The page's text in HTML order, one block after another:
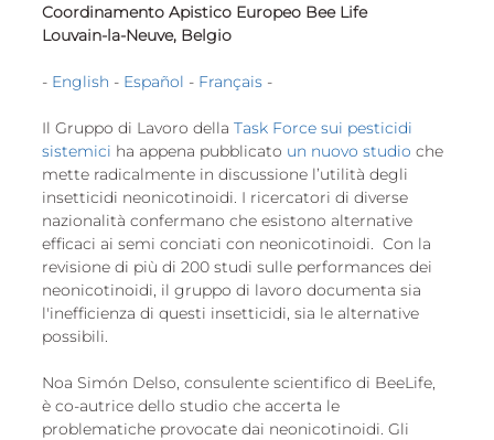
Coordinamento Apistico Europeo Bee Life
Louvain-la-Neuve, Belgio
- English - Español - Français -
Il Gruppo di Lavoro della Task Force sui pesticidi
sistemici ha appena pubblicato un nuovo studio che
mette radicalmente in discussione l’utilità degli
insetticidi neonicotinoidi. I ricercatori di diverse
nazionalità confermano che esistono alternative
efficaci ai semi conciati con neonicotinoidi.  Con la
revisione di più di 200 studi sulle performances dei
neonicotinoidi, il gruppo di lavoro documenta sia
l'inefficienza di questi insetticidi, sia le alternative
possibili.
Noa Simón Delso, consulente scientifico di BeeLife,
è co-autrice dello studio che accerta le
problematiche provocate dai neonicotinoidi. Gli